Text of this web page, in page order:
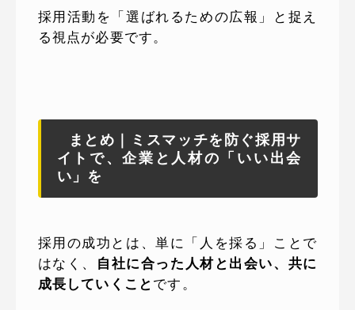
採用活動を「選ばれるための広報」と捉え
る視点が必要です。
まとめ｜ミスマッチを防ぐ採用サ
イトで、企業と人材の「いい出会
い」を
採用の成功とは、単に「人を採る」ことで
はなく、
自社に合った人材と出会い、共に
成長していくこと です。